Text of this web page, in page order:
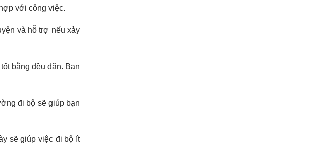
với công việc.
và hỗ trợ nếu xảy
bằng đều đặn. Bạn
đi bộ sẽ giúp bạn
sẽ giúp việc đi bộ ít